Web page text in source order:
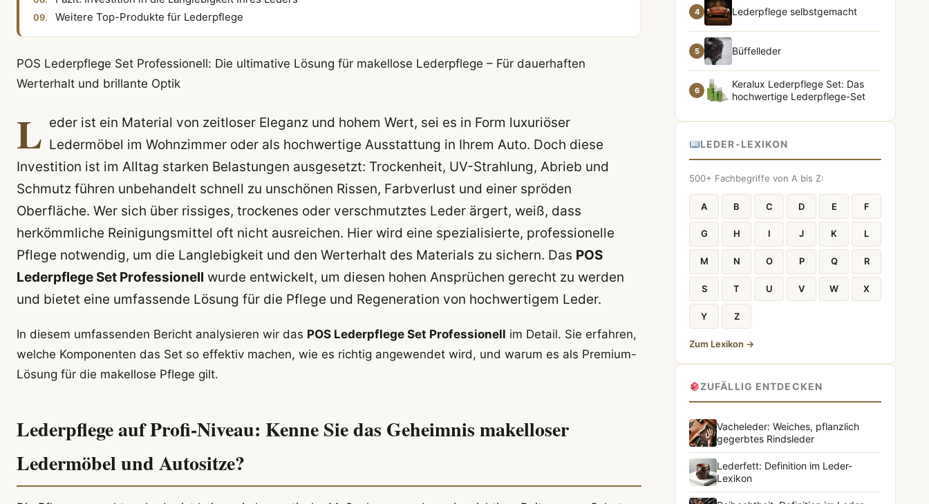
Weitere Top-Produkte für Lederpflege
POS Lederpflege Set Professionell: Die ultimative Lösung für makellose Lederpflege – Für dauerhaften
Werterhalt und brillante Optik
L eder ist ein Material von zeitloser Eleganz und hohem Wert, sei es in Form luxuriöser
Ledermöbel im Wohnzimmer oder als hochwertige Ausstattung in Ihrem Auto. Doch diese
Investition ist im Alltag starken Belastungen ausgesetzt: Trockenheit, UV-Strahlung, Abrieb und
Schmutz führen unbehandelt schnell zu unschönen Rissen, Farbverlust und einer spröden
Oberfläche. Wer sich über rissiges, trockenes oder verschmutztes Leder ärgert, weiß, dass
herkömmliche Reinigungsmittel oft nicht ausreichen. Hier wird eine spezialisierte, professionelle
Pflege notwendig, um die Langlebigkeit und den Werterhalt des Materials zu sichern. Das POS
Lederpflege Set Professionell wurde entwickelt, um diesen hohen Ansprüchen gerecht zu werden
und bietet eine umfassende Lösung für die Pflege und Regeneration von hochwertigem Leder.
In diesem umfassenden Bericht analysieren wir das POS Lederpflege Set Professionell im Detail. Sie erfahren,
welche Komponenten das Set so effektiv machen, wie es richtig angewendet wird, und warum es als Premium-
Lösung für die makellose Pflege gilt.
Lederpflege auf Profi-Niveau: Kenne Sie das Geheimnis makelloser
Ledermöbel und Autositze?
4 Lederpflege selbstgemacht
5 Büffelleder
6
Keralux Lederpflege Set: Das
hochwertige Lederpflege-Set
LEDER-LEXIKON
500+ Fachbegriffe von A bis Z:
A B C D E F
G H I J K L
M N O P Q R
S T U V W X
Y Z
Zum Lexikon →
ZUFÄLLIG ENTDECKEN
Vacheleder: Weiches, pflanzlich
gegerbtes Rindsleder
Lederfett: Definition im Leder-
Lexikon